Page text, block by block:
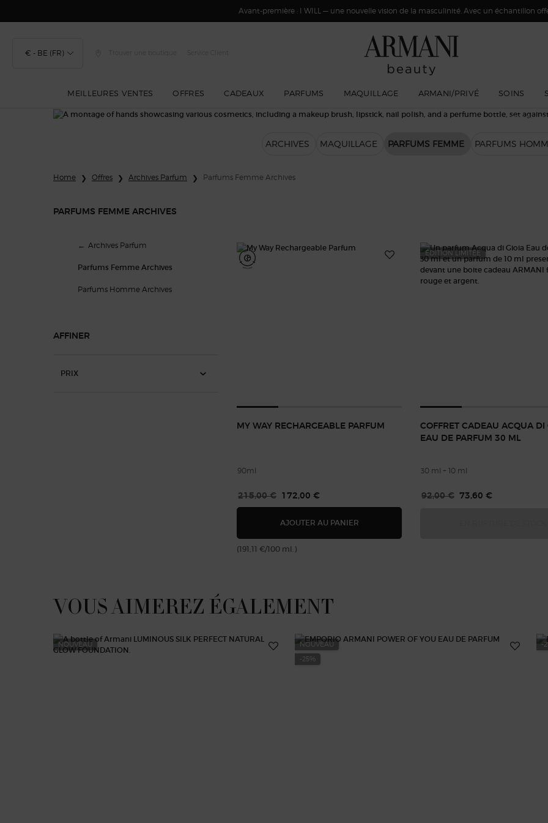
Avant-première : I WILL — une nouvelle vision de la masculinité. Avec un échantillon
€ - BE (FR) Trouver une boutique Service Client
MEILLEURES VENTES OFFRES CADEAUX PARFUMS MAQUILLAGE ARMANI/PRIVÉ SOINS
Contenu principal
produits
ARCHIVES MAQUILLAGE PARFUMS FEMME PARFUMS
Home Offres Archives Parfum Parfums Femme Archives
PARFUMS FEMME ARCHIVES
Archives Parfum
Parfums Femme Archives
Parfums Homme Archives
AFFINER
PRIX
MY WAY RECHARGEABLE PARFUM
90ml
Ancien prix
215,00 € Nouveau prix
172,00 €
AJOUTER AU PANIER
(191,11 €/100 ml.)
ÉDITION LIMITÉE
COFFRET CADEAU ACQUA DI
EAU DE PARFUM 30 ML
30 ml + 10 ml
Ancien prix
92,00 € Nouveau prix
73,60 €
VOUS AIMEREZ ÉGALEMENT
NOUVEAU
NOUVEAU
-25%
-